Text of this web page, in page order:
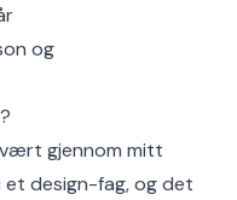
og
gjennom mitt
design-fag, og det